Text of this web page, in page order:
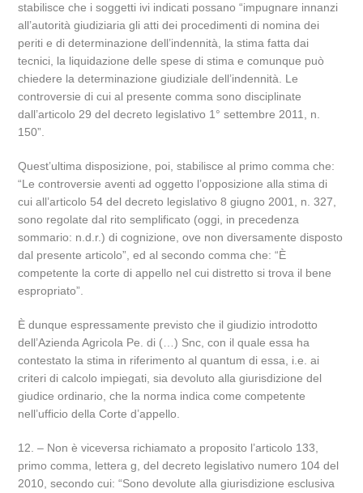
stabilisce che i soggetti ivi indicati possano “impugnare innanzi
all’autorità giudiziaria gli atti dei procedimenti di nomina dei
periti e di determinazione dell’indennità, la stima fatta dai
tecnici, la liquidazione delle spese di stima e comunque può
chiedere la determinazione giudiziale dell’indennità. Le
controversie di cui al presente comma sono disciplinate
dall’articolo 29 del decreto legislativo 1° settembre 2011, n.
150”.
Quest’ultima disposizione, poi, stabilisce al primo comma che:
“Le controversie aventi ad oggetto l’opposizione alla stima di
cui all’articolo 54 del decreto legislativo 8 giugno 2001, n. 327,
sono regolate dal rito semplificato (oggi, in precedenza
sommario: n.d.r.) di cognizione, ove non diversamente disposto
dal presente articolo”, ed al secondo comma che: “È
competente la corte di appello nel cui distretto si trova il bene
espropriato”.
È dunque espressamente previsto che il giudizio introdotto
dell’Azienda Agricola Pe. di (…) Snc, con il quale essa ha
contestato la stima in riferimento al quantum di essa, i.e. ai
criteri di calcolo impiegati, sia devoluto alla giurisdizione del
giudice ordinario, che la norma indica come competente
nell’ufficio della Corte d’appello.
12. – Non è viceversa richiamato a proposito l’articolo 133,
primo comma, lettera g, del decreto legislativo numero 104 del
2010, secondo cui: “Sono devolute alla giurisdizione esclusiva